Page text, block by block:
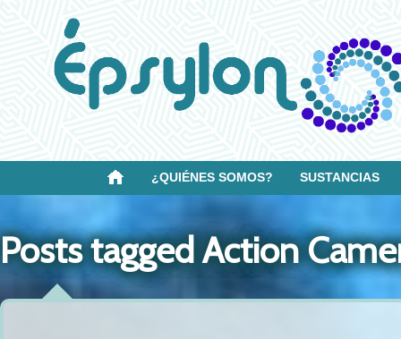
¿QUIÉNES SOMOS? SUSTANCIAS
Posts tagged Action